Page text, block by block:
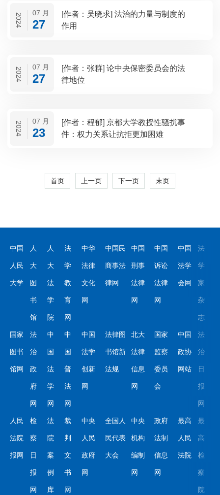
2024 07 月
27
[作者：吴晓求] 法治的力量与制度的
作用
2024 07 月
27
[作者：张群] 论中央保密委员会的法
律地位
2024 07 月
23
[作者：程郁] 京都大学教授性骚扰事
件：权力关系让抗拒更加困难
首页 上一页 下一页 末页
中国
人民
大学
人
大
图
书
馆
人
大
法
学
院
法
学
教
育
网
中华
法律
文化
网
中国民
商事法
律网
中国
刑事
法律
网
中国
诉讼
法律
网
中国
法学
会网
法
学
家
杂
志
国家
图书
馆网
法
治
政
府
网
中
国
法
学
网
中
国
普
法
网
中国
法学
创新
网
法律图
书馆新
法规
北大
法律
信息
网
国家
监察
委员
会
中国
政协
网站
法
治
日
报
网
人民
法院
报网
检
察
日
报
网
法
院
案
例
库
裁
判
文
书
网
中央
人民
政府
网
全国人
民代表
大会
中央
机构
编制
网
政府
法制
信息
网
最高
人民
法院
最
高
检
察
院